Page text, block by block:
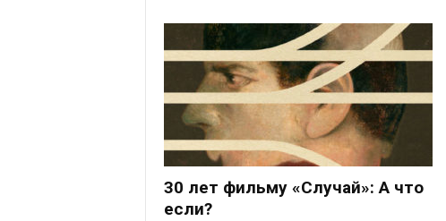
30 лет фильму «Случай»: А что
если?